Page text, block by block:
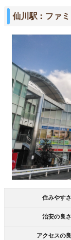
仙川駅：ファ
住みやすさ
治安の良さ
アクセスの